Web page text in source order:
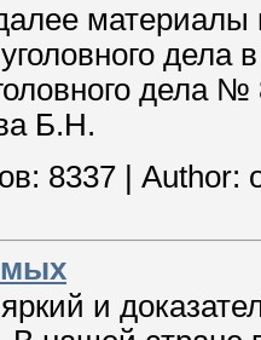
материалы
дела
Б.Н.
8337 | Author:
и